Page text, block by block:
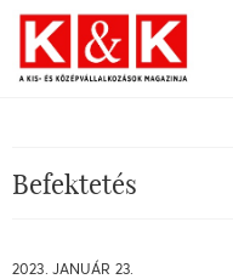
Befektetés
2023. JANUÁR 23.